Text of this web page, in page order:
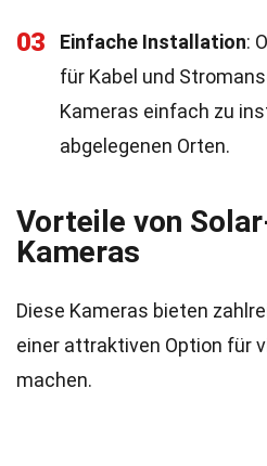
03 Einfache Installation:
für Kabel und
Kameras einfach zu
abgelegenen Orten.
Vorteile von
Kameras
Diese Kameras bieten
einer attraktiven Option für
machen.